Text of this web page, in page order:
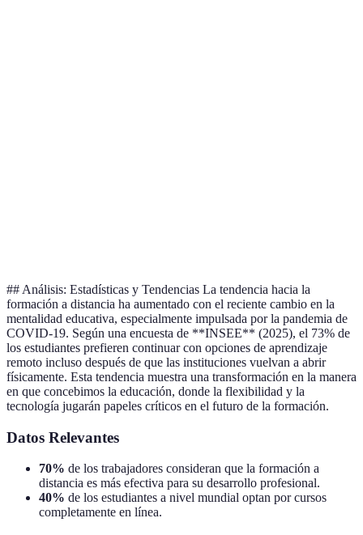
## Análisis: Estadísticas y Tendencias La tendencia hacia la
formación a distancia ha aumentado con el reciente cambio en la
mentalidad educativa, especialmente impulsada por la pandemia de
COVID-19. Según una encuesta de **INSEE** (2025), el 73% de
los estudiantes prefieren continuar con opciones de aprendizaje
remoto incluso después de que las instituciones vuelvan a abrir
físicamente. Esta tendencia muestra una transformación en la manera
en que concebimos la educación, donde la flexibilidad y la
tecnología jugarán papeles críticos en el futuro de la formación.
Datos Relevantes
70% de los trabajadores consideran que la formación a
distancia es más efectiva para su desarrollo profesional.
40% de los estudiantes a nivel mundial optan por cursos
completamente en línea.